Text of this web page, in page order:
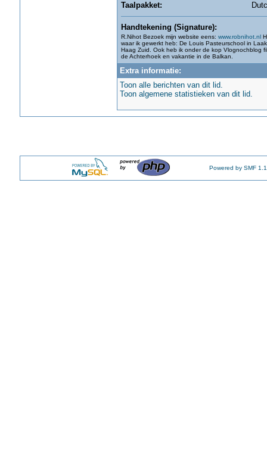
Taalpakket:
Handtekening (Signature):
R.Nihot Bezoek mijn website eens: www.robnihot.nl
waar ik gewerkt heb: De Louis Pasteurschool in
Haag Zuid. Ook heb ik onder de kop Vlognochblog
de Achterhoek en vakantie in de Balkan.
Extra informatie:
Toon alle berichten van dit lid.
Toon algemene statistieken van dit lid.
Powered by SMF